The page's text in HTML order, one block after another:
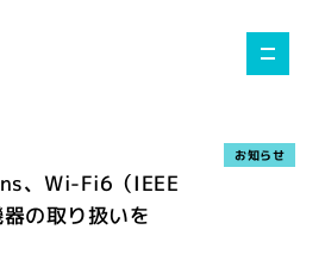
、Wi-Fi6（IEEE
の取り扱いを
お知らせ